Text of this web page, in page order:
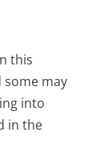
this
some may
into
in the